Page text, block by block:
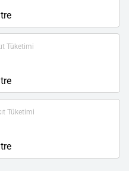
Tüketimi
Tüketimi